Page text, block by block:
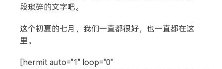
段琐碎的文字吧。
这个初夏的七月，我们一直都很好，也一直都在这
里。
[hermit auto="1" loop="0"